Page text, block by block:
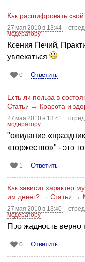
Как расшифровать свой
27 мая 2010 в 13:44
модератору
Ксения Печий,
увлекаться
0 Ответить
Есть ли польза в
Статьи → Красота и
27 мая 2010 в 13:41
модератору
"ожидание
«торжество»" - это
1 Ответить
Как зависит характер
им денег? → Статьи →
27 мая 2010 в 13:40
модератору
Про жадность верно
0 Ответить